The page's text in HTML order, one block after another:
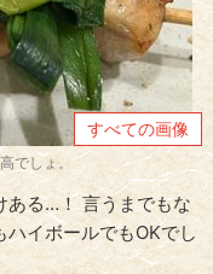
すべての画像
でしょ。
ある…！ 言うまでもな
イボールでもOKでし